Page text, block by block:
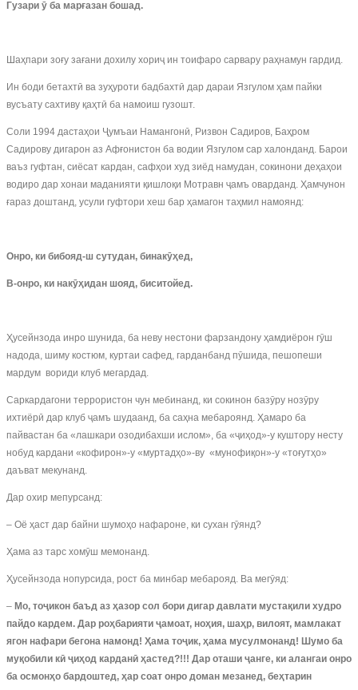
Гузари ӯ ба марғазан бошад.
Шаҳпари зоғу зағани дохилу хориҷ ин тоифаро сарвару раҳнамун гардид.
Ин боди бетахтӣ ва зуҳуроти бадбахтӣ дар дараи Язгулом ҳам пайки
вусъату сахтиву қаҳтӣ ба намоиш гузошт.
Соли 1994 дастаҳои Ҷумъаи Намангонӣ, Ризвон Садиров, Баҳром
Садирову дигарон аз Афғонистон ба водии Язгулом сар халонданд. Барои
ваъз гуфтан, сиёсат кардан, сафҳои худ зиёд намудан, сокинони деҳаҳои
водиро дар хонаи маданияти қишлоқи Мотравн ҷамъ оварданд. Ҳамчунон
ғараз доштанд, усули гуфтори хеш бар ҳамагон таҳмил намоянд:
Онро, ки бибояд-ш сутудан, бинакӯҳед,
В-онро, ки накӯҳидан шояд, биситойед.
Ҳусейнзода инро шунида, ба неву нестони фарзандону ҳамдиёрон гӯш
надода, шиму костюм, куртаи сафед, гарданбанд пӯшида, пешопеши
мардум вориди клуб мегардад.
Саркардагони террористон чун мебинанд, ки сокинон базӯру нозӯру
ихтиёрӣ дар клуб ҷамъ шудаанд, ба саҳна мебароянд. Ҳамаро ба
пайвастан ба «лашкари озодибахши ислом», ба «ҷиҳод»-у куштору несту
нобуд кардани «кофирон»-у «муртадҳо»-ву «мунофиқон»-у «тоғутҳо»
даъват мекунанд.
Дар охир мепурсанд:
– Оё ҳаст дар байни шумоҳо нафароне, ки сухан гӯянд?
Ҳама аз тарс хомӯш мемонанд.
Ҳусейнзода нопурсида, рост ба минбар мебарояд. Ва мегӯяд:
– Мо, тоҷикон баъд аз ҳазор сол бори дигар давлати мустақили худро
пайдо кардем. Дар роҳбарияти ҷамоат, ноҳия, шаҳр, вилоят, мамлакат
ягон нафари бегона намонд! Ҳама тоҷик, ҳама мусулмонанд! Шумо ба
муқобили кӣ ҷиҳод карданӣ ҳастед?!!! Дар оташи ҷанге, ки алангаи онро
ба осмонҳо бардоштед, ҳар соат онро доман мезанед, беҳтарин